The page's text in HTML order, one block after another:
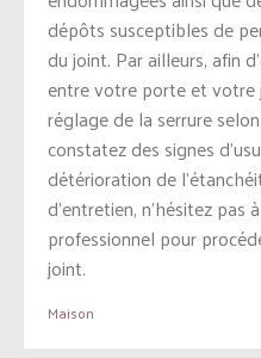
dépôts susceptibles de
du joint. Par ailleurs, afin
entre votre porte et
réglage de la serrure
constatez des signes
détérioration de
d’entretien, n’hésitez pas
professionnel pour
joint.
Maison